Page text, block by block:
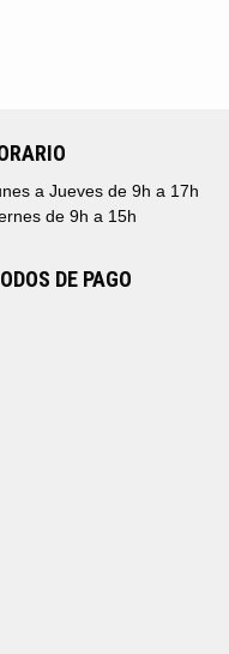
a Jueves de 9h a 17h
de 9h a 15h
DE PAGO